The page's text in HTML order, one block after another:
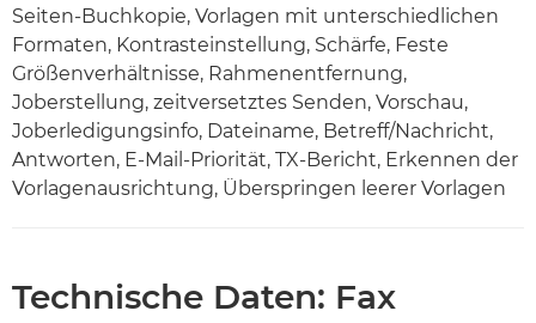
Seiten-Buchkopie, Vorlagen mit unterschiedlichen
Formaten, Kontrasteinstellung, Schärfe, Feste
Größenverhältnisse, Rahmenentfernung,
Joberstellung, zeitversetztes Senden, Vorschau,
Joberledigungsinfo, Dateiname, Betreff/Nachricht,
Antworten, E-Mail-Priorität, TX-Bericht, Erkennen der
Vorlagenausrichtung, Überspringen leerer Vorlagen
Technische Daten: Fax